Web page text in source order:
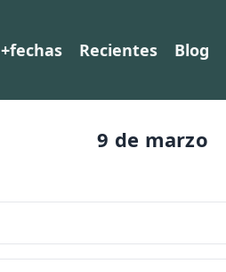
+fechas Recientes Blog
9 de marzo